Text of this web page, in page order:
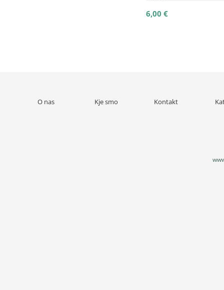
6,00 €
O nas Kje smo Kontakt